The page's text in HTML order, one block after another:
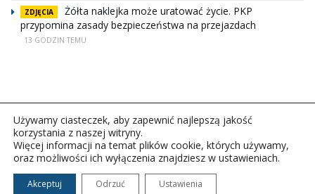
ZDJĘCIA
Żółta naklejka może uratować życie. PKP
przypomina zasady bezpieczeństwa na przejazdach
13 GODZIN TEMU
Copyright © 2026Polskie Radio Rzeszów S.A. w likwidacj.
Wszelkie prawa zastrzeżone.
Używamy ciasteczek, aby zapewnić najlepszą jakość
korzystania z naszej witryny.
Więcej informacji na temat plików cookie, których używamy,
oraz możliwości ich wyłączenia znajdziesz w ustawieniach.
Akceptuj Odrzuć Ustawienia